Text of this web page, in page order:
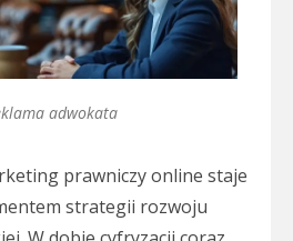
adwokata
prawniczy online staje
strategii rozwoju